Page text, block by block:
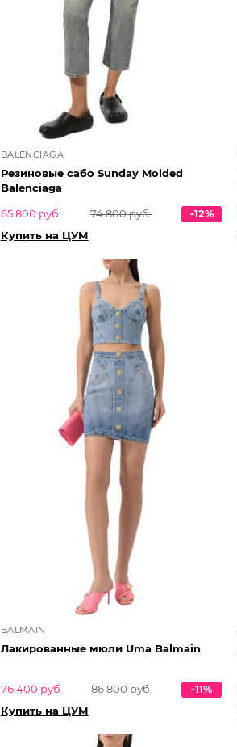
BALENCIAGA
Резиновые сабо Sunday Molded
Balenciaga
65 800 руб.
74 800 руб.
-12%
Купить на ЦУМ
BALMAIN
Лакированные мюли Uma Balmain
76 400 руб. 86 800 руб.
-11%
Купить на ЦУМ